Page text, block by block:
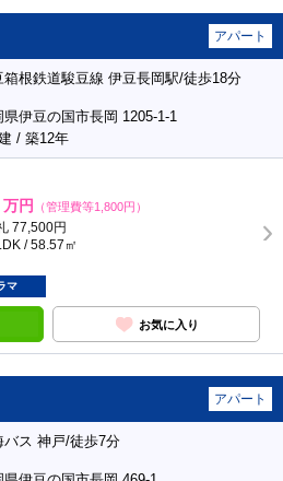
アパート
箱根鉄道駿豆線 伊豆長岡駅/徒歩18分
県伊豆の国市長岡 1205-1-1
/ 築12年
万円 （管理費等1,800円）
77,500円
/ 58.57㎡
マ
お気に入り
アパート
バス 神戸/徒歩7分